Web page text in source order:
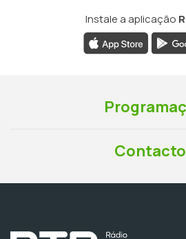
Instale a aplicação